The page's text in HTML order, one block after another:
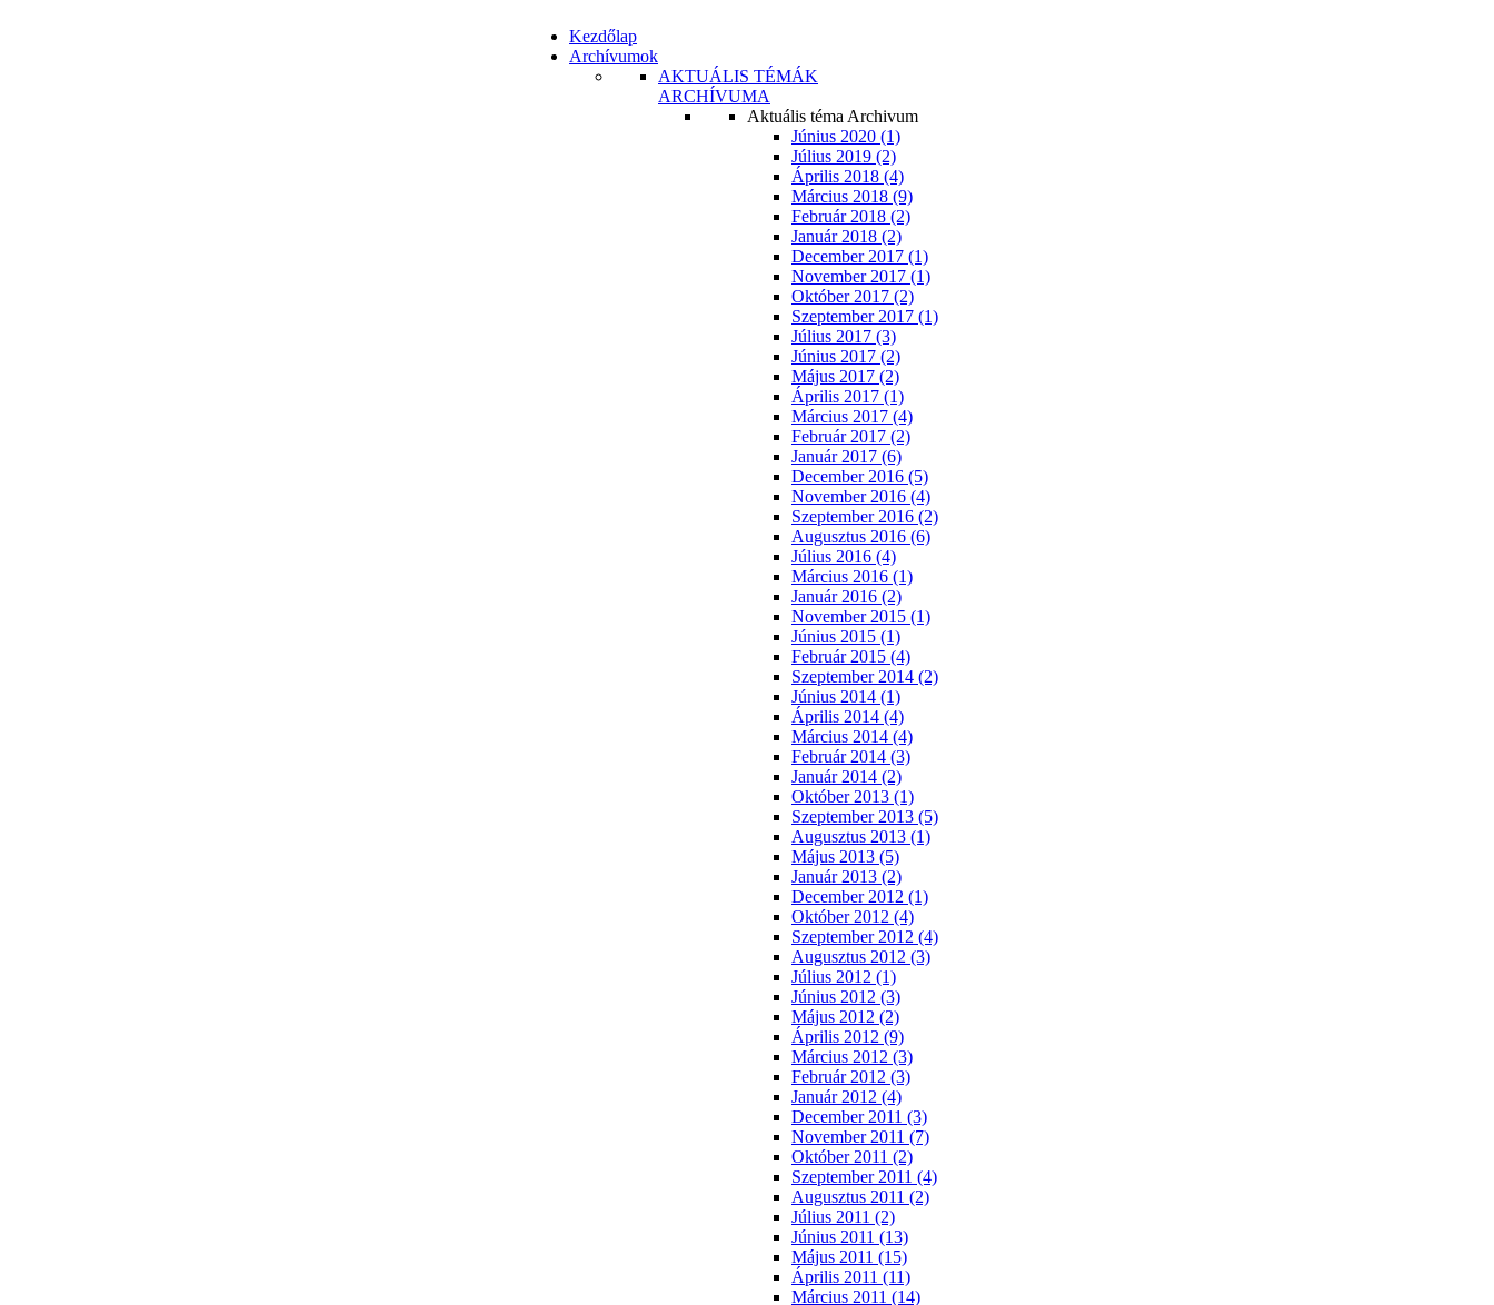
Kezdőlap
Archívumok
AKTUÁLIS TÉMÁK
ARCHÍVUMA
Aktuális téma Archivum
Június 2020 (1)
Július 2019 (2)
Április 2018 (4)
Március 2018 (9)
Február 2018 (2)
Január 2018 (2)
December 2017 (1)
November 2017 (1)
Október 2017 (2)
Szeptember 2017 (1)
Július 2017 (3)
Június 2017 (2)
Május 2017 (2)
Április 2017 (1)
Március 2017 (4)
Február 2017 (2)
Január 2017 (6)
December 2016 (5)
November 2016 (4)
Szeptember 2016 (2)
Augusztus 2016 (6)
Július 2016 (4)
Március 2016 (1)
Január 2016 (2)
November 2015 (1)
Június 2015 (1)
Február 2015 (4)
Szeptember 2014 (2)
Június 2014 (1)
Április 2014 (4)
Március 2014 (4)
Február 2014 (3)
Január 2014 (2)
Október 2013 (1)
Szeptember 2013 (5)
Augusztus 2013 (1)
Május 2013 (5)
Január 2013 (2)
December 2012 (1)
Október 2012 (4)
Szeptember 2012 (4)
Augusztus 2012 (3)
Július 2012 (1)
Június 2012 (3)
Május 2012 (2)
Április 2012 (9)
Március 2012 (3)
Február 2012 (3)
Január 2012 (4)
December 2011 (3)
November 2011 (7)
Október 2011 (2)
Szeptember 2011 (4)
Augusztus 2011 (2)
Július 2011 (2)
Június 2011 (13)
Május 2011 (15)
Április 2011 (11)
Március 2011 (14)